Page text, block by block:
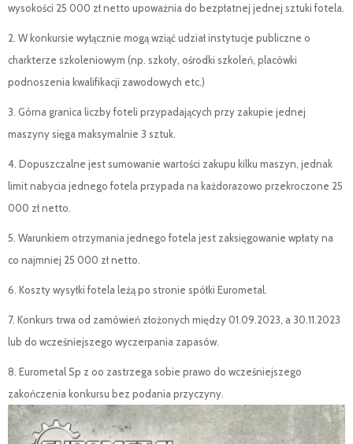
wysokości 25 000 zł netto upoważnia do bezpłatnej jednej sztuki fotela.
2. W konkursie wyłącznie mogą wziąć udział instytucje publiczne o
charkterze szkoleniowym (np. szkoły, ośrodki szkoleń, placówki
podnoszenia kwalifikacji zawodowych etc.)
3. Górna granica liczby foteli przypadających przy zakupie jednej
maszyny sięga maksymalnie 3 sztuk.
4. Dopuszczalne jest sumowanie wartości zakupu kilku maszyn, jednak
limit nabycia jednego fotela przypada na każdorazowo przekroczone 25
000 zł netto.
5. Warunkiem otrzymania jednego fotela jest zaksięgowanie wpłaty na
co najmniej 25 000 zł netto.
6. Koszty wysyłki fotela leżą po stronie spółki Eurometal.
7. Konkurs trwa od zamówień złożonych między 01.09.2023, a 30.11.2023
lub do wcześniejszego wyczerpania zapasów.
8. Eurometal Sp z oo zastrzega sobie prawo do wcześniejszego
zakończenia konkursu bez podania przyczyny.